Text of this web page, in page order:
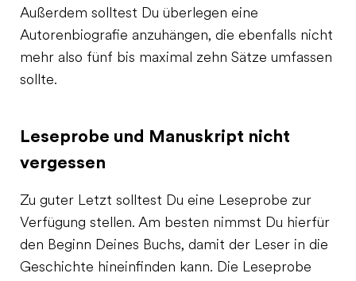
Außerdem solltest Du überlegen eine
Autorenbiografie anzuhängen, die ebenfalls nicht
mehr also fünf bis maximal zehn Sätze umfassen
sollte.
Leseprobe und Manuskript nicht
vergessen
Zu guter Letzt solltest Du eine Leseprobe zur
Verfügung stellen. Am besten nimmst Du hierfür
den Beginn Deines Buchs, damit der Leser in die
Geschichte hineinfinden kann. Die Leseprobe